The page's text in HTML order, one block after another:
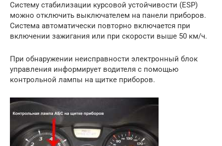
Систему стабилизации курсовой устойчивости (ESP)
можно отключить выключателем на панели приборов.
Система автоматически повторно включается при
включении зажигания или при скорости выше 50 км/ч.
При обнаружении неисправности электронный блок
управления информирует водителя с помощью
контрольной лампы на щитке приборов.